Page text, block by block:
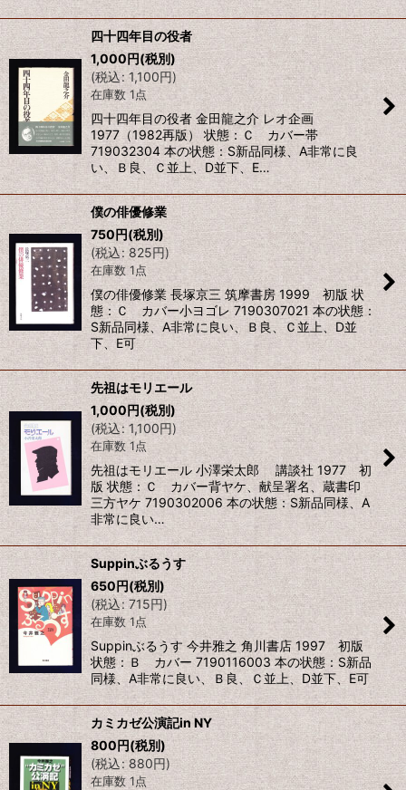
四十四年目の役者
1,000円(税別)
(税込: 1,100円)
在庫数 1点
四十四年目の役者 金田龍之介 レオ企画
1977（1982再版） 状態：Ｃ カバー帯
719032304 本の状態：S新品同様、A非常に良
い、Ｂ良、Ｃ並上、D並下、E…
僕の俳優修業
750円(税別)
(税込: 825円)
在庫数 1点
僕の俳優修業 長塚京三 筑摩書房 1999 初版 状
態：Ｃ カバー小ヨゴレ 7190307021 本の状態：
S新品同様、A非常に良い、Ｂ良、Ｃ並上、D並
下、E可
先祖はモリエール
1,000円(税別)
(税込: 1,100円)
在庫数 1点
先祖はモリエール 小澤栄太郎 講談社 1977 初
版 状態：Ｃ カバー背ヤケ、献呈署名、蔵書印
三方ヤケ 7190302006 本の状態：S新品同様、A
非常に良い…
Suppinぶるうす
650円(税別)
(税込: 715円)
在庫数 1点
Suppinぶるうす 今井雅之 角川書店 1997 初版
状態：Ｂ カバー 7190116003 本の状態：S新品
同様、A非常に良い、Ｂ良、Ｃ並上、D並下、E可
カミカゼ公演記in NY
800円(税別)
(税込: 880円)
在庫数 1点